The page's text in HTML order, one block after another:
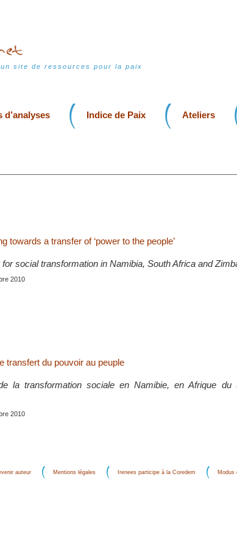
un site de ressources pour la paix
d’analyses Indice de Paix Ateliers
towards a transfer of ‘power to the people’
social transformation in Namibia, South Africa and
2010
transfert du pouvoir au peuple
la transformation sociale en Namibie, en Afrique du
2010
auteur Mentions légales Irenees participe à la Coredem Modus